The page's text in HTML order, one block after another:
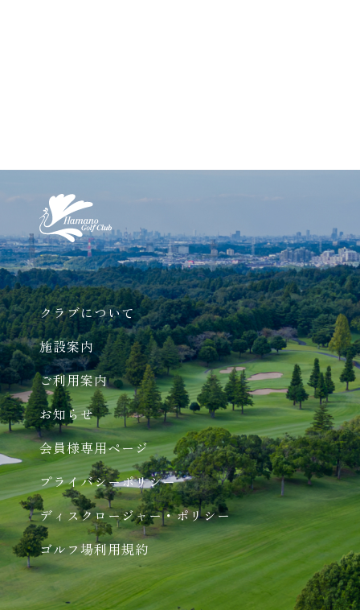
クラブについて
施設案内
ご利用案内
お知らせ
会員様専用ページ
プライバシーポリシー
ディスクロージャー・ポリシー
ゴルフ場利用規約